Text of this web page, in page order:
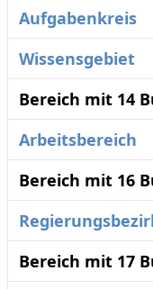
Aufgabenkreis
Wissensgebiet
Bereich mit 14
Arbeitsbereich
Bereich mit 16
Bereich mit 17